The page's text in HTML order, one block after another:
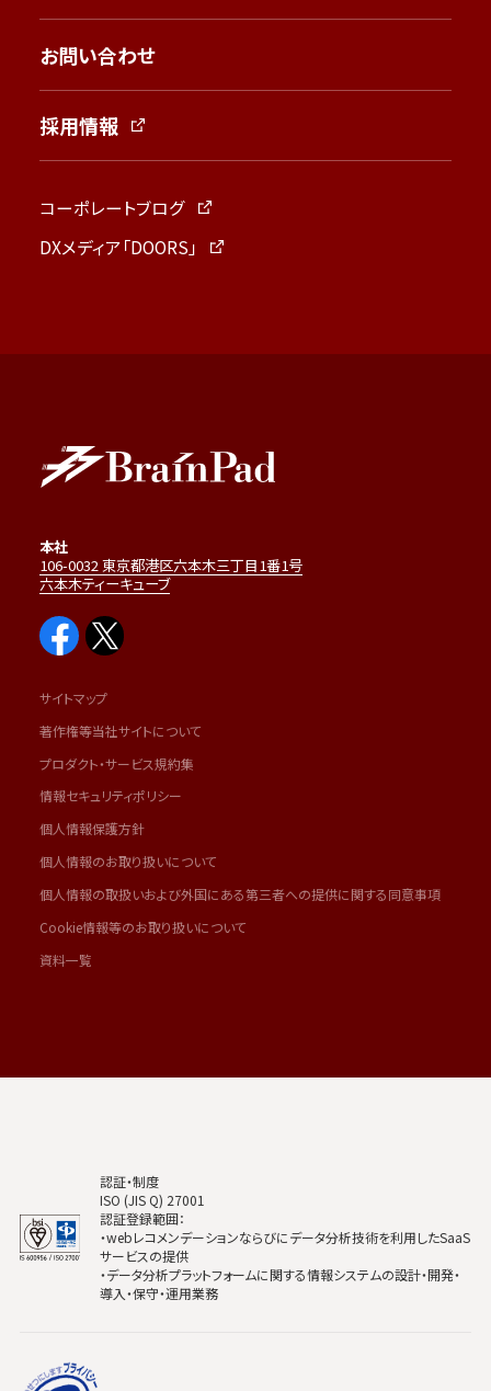
お問い合わせ
採用情報
コーポレートブログ
DXメディア「DOORS」
本社
106-0032 東京都港区六本木三丁目1番1号
六本木ティーキューブ
サイトマップ
著作権等当社サイトについて
プロダクト・サービス規約集
情報セキュリティポリシー
個人情報保護方針
個人情報のお取り扱いについて
個人情報の取扱いおよび外国にある第三者への提供に関する同意事項
Cookie情報等のお取り扱いについて
資料一覧
認証・制度
ISO (JIS Q) 27001
認証登録範囲：
・webレコメンデーションならびにデータ分析技術を利用したSaaS
サービスの提供
・データ分析プラットフォームに関する情報システムの設計・開発・
導入・保守・運用業務